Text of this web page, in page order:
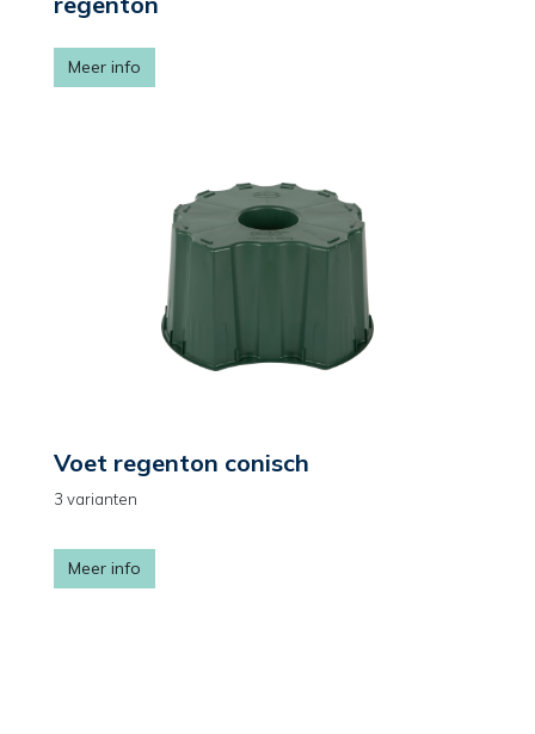
Meer info
Voet regenton conisch
3 varianten
Meer info